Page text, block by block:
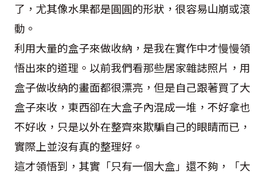
了，尤其像水果都是圓圓的形狀，很容易山崩或滾
動。
利用大量的盒子來做收納，是我在實作中才慢慢領
悟出來的道理。以前我們看那些居家雜誌照片，用
盒子做收納的畫面都很漂亮，但是自己跟著買了大
盒子來收，東西卻在大盒子內混成一堆，不好拿也
不好收，只是以外在整齊來欺騙自己的眼睛而已，
實際上並沒有真的整理好。
這才領悟到，其實「只有一個大盒」還不夠，「大